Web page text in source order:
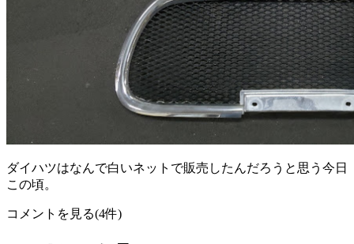
ダイハツはなんで白いネットで販売したんだろうと思う今日
この頃。
コメントを見る(4件)